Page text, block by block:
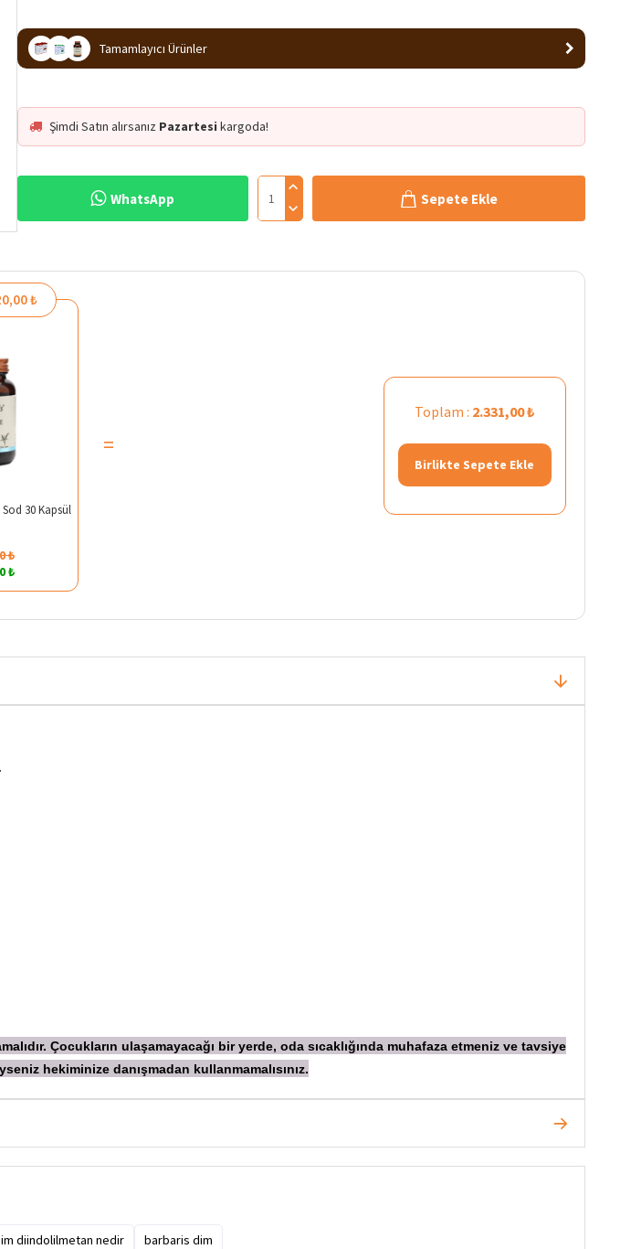
Tamamlayıcı Ürünler
Şimdi Satın alırsanız Pazartesi kargoda!
WhatsApp Sepete Ekle
₺
30 Kapsül
₺
₺
=
Toplam : 2.331,00 ₺
Birlikte Sepete Ekle
Çocukların ulaşamayacağı bir yerde, oda sıcaklığında muhafaza etmeniz ve tavsiye
hekiminize danışmadan kullanmamalısınız.
diindolilmetan nedir barbaris dim